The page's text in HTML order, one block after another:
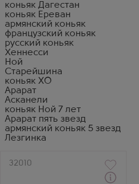
коньяк Дагестан
коньяк Ереван
армянский коньяк
французский коньяк
русский коньяк
Хеннесси
Ной
Старейшина
коньяк XO
Арарат
Асканели
коньяк Ной 7 лет
Арарат пять звезд
армянский коньяк 5 звезд
Лезгинка
Артикул
32010